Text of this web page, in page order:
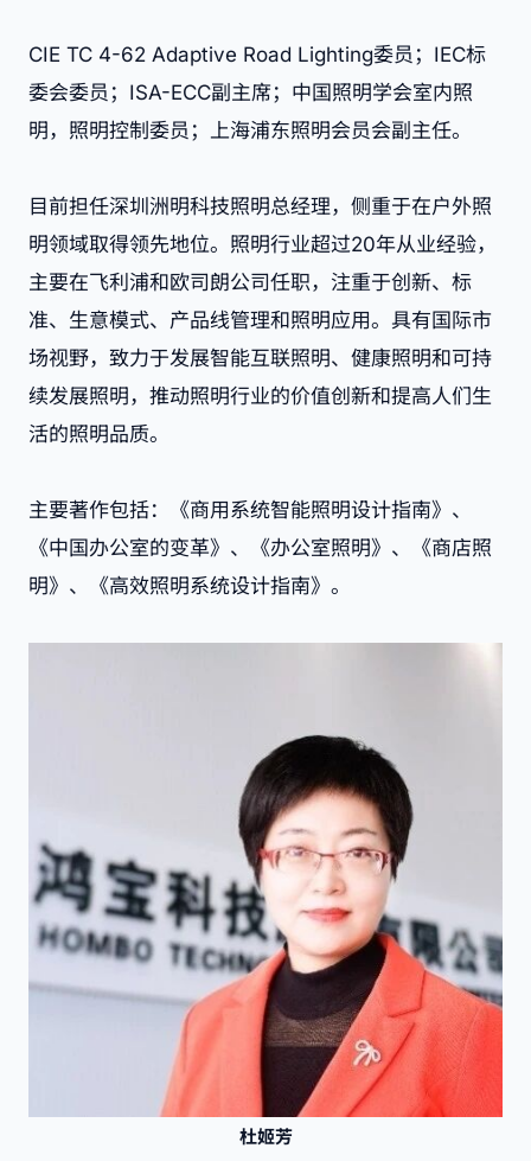
CIE TC 4-62 Adaptive Road Lighting委员；IEC标
委会委员；ISA-ECC副主席；中国照明学会室内照
明，照明控制委员；上海浦东照明会员会副主任。
目前担任深圳洲明科技照明总经理，侧重于在户外照
明领域取得领先地位。照明行业超过20年从业经验，
主要在飞利浦和欧司朗公司任职，注重于创新、标
准、生意模式、产品线管理和照明应用。具有国际市
场视野，致力于发展智能互联照明、健康照明和可持
续发展照明，推动照明行业的价值创新和提高人们生
活的照明品质。
主要著作包括：《商用系统智能照明设计指南》、
《中国办公室的变革》、《办公室照明》、《商店照
明》、《高效照明系统设计指南》。
杜姬芳